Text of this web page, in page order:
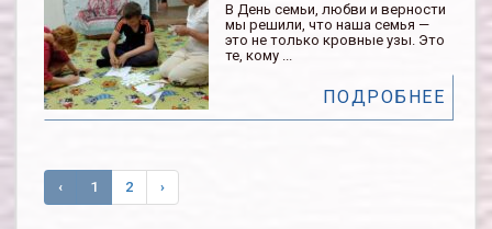
В День семьи, любви и верности
мы решили, что наша семья —
это не только кровные узы. Это
те, кому ...
ПОДРОБНЕЕ
‹ 1 2 ›